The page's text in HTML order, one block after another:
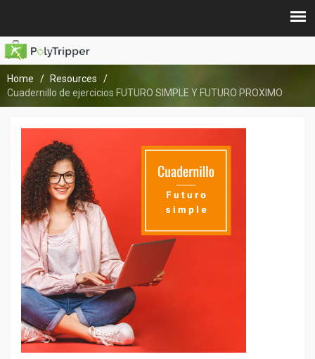
Home
Resources
Cuadernillo de ejercicios FUTURO SIMPLE Y FUTURO PROXIMO